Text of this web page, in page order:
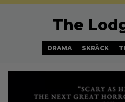
The
DRAMA SKRÄCK